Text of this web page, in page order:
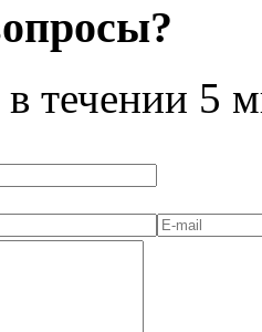
течении 5